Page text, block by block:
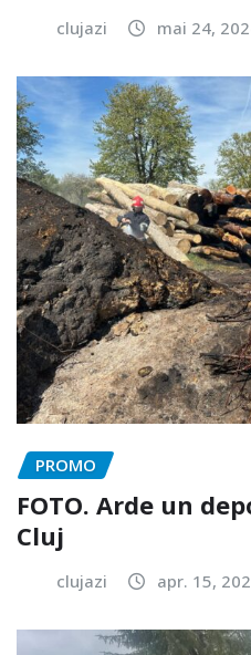
clujazi mai 24,
PROMO
FOTO. Arde un
Cluj
clujazi apr. 15,